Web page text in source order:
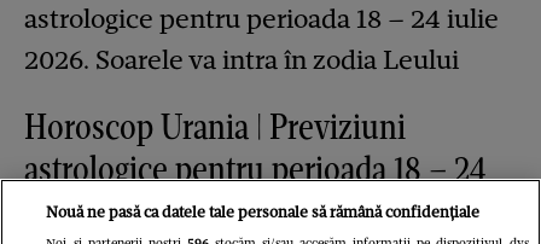
Horoscop Urania | Previziuni
astrologice pentru perioada 18 – 24
iulie 2026. Soarele va intra în zodia
Nouă ne pasă ca datele tale personale să rămână confidențiale